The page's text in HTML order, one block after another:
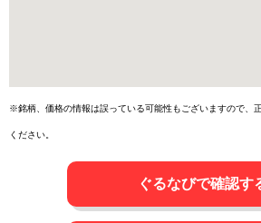
※銘柄、価格の情報は誤っている可能性もございますので、
ください。
ぐるなびで確認す